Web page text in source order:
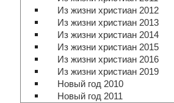
Из жизни христиан 2012
Из жизни христиан 2013
Из жизни христиан 2014
Из жизни христиан 2015
Из жизни христиан 2016
Из жизни христиан 2019
Новый год 2010
Новый год 2011